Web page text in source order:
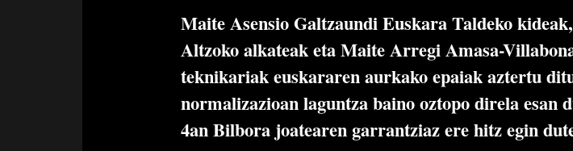
Maite Asensio Galtzaundi Euskara Taldeko
Altzoko alkateak eta Maite Arregi Amasa-
teknikariak euskararen aurkako epaiak aztertu
normalizazioan laguntza baino oztopo direla esan
4an Bilbora joatearen garrantziaz ere hitz egin